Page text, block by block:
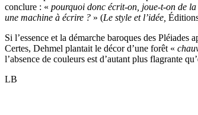
conclure : « pourquoi donc écrit-on, joue-t-on de
une machine à écrire ? » (Le style et l’idée,
Si l’essence et la démarche baroques des
Certes, Dehmel plantait le décor d’une forêt «
l’absence de couleurs est d’autant plus flagrante
LB